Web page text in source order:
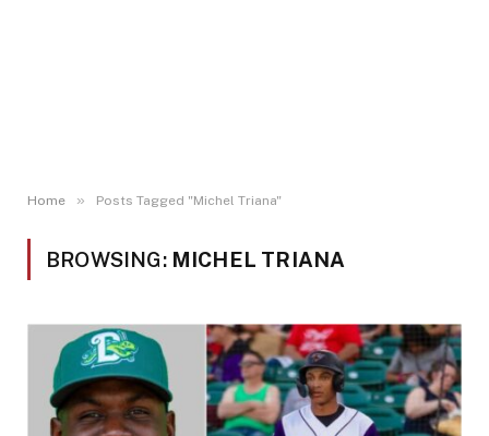
Home » Posts Tagged "Michel Triana"
BROWSING: MICHEL TRIANA